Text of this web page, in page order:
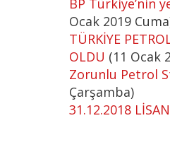
BP Türkiye’nin
Ocak 2019
TÜRKİYE
OLDU (11 Ocak
Zorunlu Petrol
Çarşamba)
31.12.2018